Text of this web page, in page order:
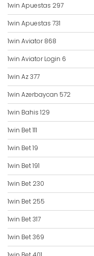
1win Apuestas 297
1win Apuestas 731
1win Aviator 868
1win Aviator Login 6
1win Az 377
1win Azerbaycan 572
1win Bahis 129
1win Bet 111
1win Bet 19
1win Bet 191
1win Bet 230
1win Bet 255
1win Bet 317
1win Bet 369